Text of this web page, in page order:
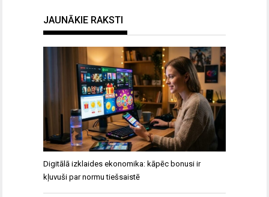
JAUNĀKIE RAKSTI
Digitālā izklaides ekonomika: kāpēc bonusi ir
kļuvuši par normu tiešsaistē